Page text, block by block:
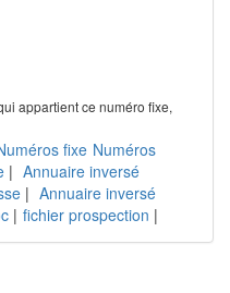
appartient ce numéro fixe,
fixe Numéros
| Annuaire inversé
| Annuaire inversé
| fichier prospection |